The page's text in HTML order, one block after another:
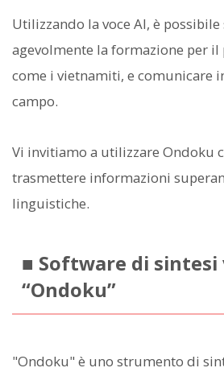
Utilizzando la voce AI, è possibile
agevolmente la formazione per il
come i vietnamiti, e comunicare
campo.
Vi invitiamo a utilizzare Ondoku
trasmettere informazioni
linguistiche.
■ Software di sintesi
“Ondoku”
"Ondoku" è uno strumento di